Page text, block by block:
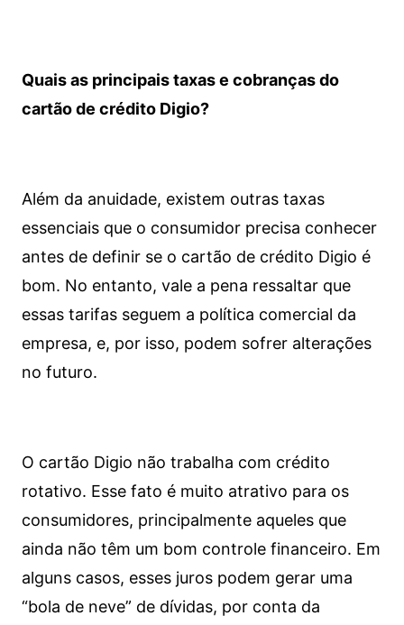
Quais as principais taxas e cobranças do
cartão de crédito Digio?
Além da anuidade, existem outras taxas
essenciais que o consumidor precisa conhecer
antes de definir se o cartão de crédito Digio é
bom. No entanto, vale a pena ressaltar que
essas tarifas seguem a política comercial da
empresa, e, por isso, podem sofrer alterações
no futuro.
O cartão Digio não trabalha com crédito
rotativo. Esse fato é muito atrativo para os
consumidores, principalmente aqueles que
ainda não têm um bom controle financeiro. Em
alguns casos, esses juros podem gerar uma
“bola de neve” de dívidas, por conta da